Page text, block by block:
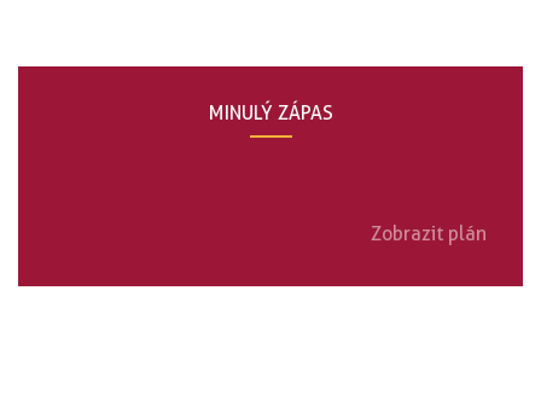
MINULÝ ZÁPAS
Zobrazit plán